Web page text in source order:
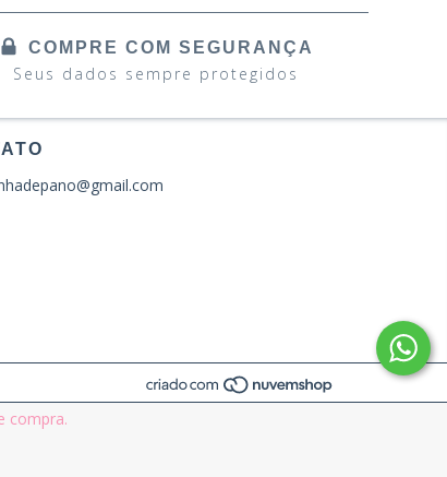
compra.
COMPRE COM SEGURANÇA
Seus dados sempre protegidos